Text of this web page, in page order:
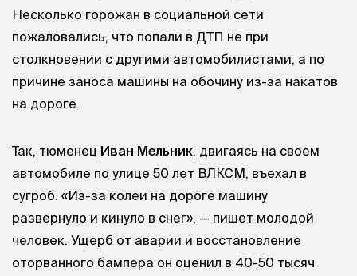
Несколько горожан в социальной сети
пожаловались, что попали в ДТП не при
столкновении с другими автомобилистами, а по
причине заноса машины на обочину из-за накатов
на дороге.
Так, тюменец Иван Мельник, двигаясь на своем
автомобиле по улице 50 лет ВЛКСМ, въехал в
сугроб. «Из-за колеи на дороге машину
развернуло и кинуло в снег», — пишет молодой
человек. Ущерб от аварии и восстановление
оторванного бампера он оценил в 40-50 тысяч